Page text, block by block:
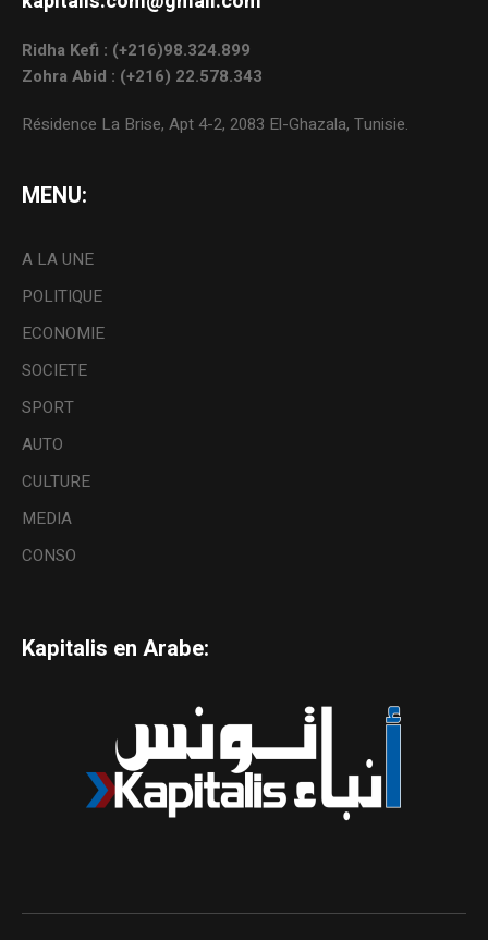
Ridha Kefi : (+216)98.324.899
Zohra Abid : (+216) 22.578.343
Résidence La Brise, Apt 4-2, 2083 El-Ghazala, Tunisie.
MENU:
A LA UNE
POLITIQUE
ECONOMIE
SOCIETE
SPORT
AUTO
CULTURE
MEDIA
CONSO
Kapitalis en Arabe: